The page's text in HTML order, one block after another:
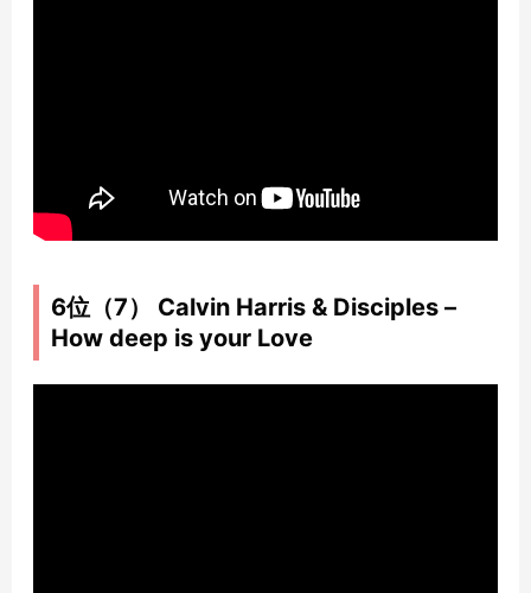
6位（7） Calvin Harris & Disciples –
How deep is your Love